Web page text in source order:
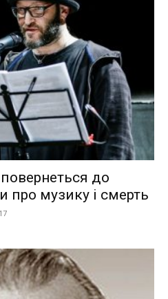
до
про музику і смерть